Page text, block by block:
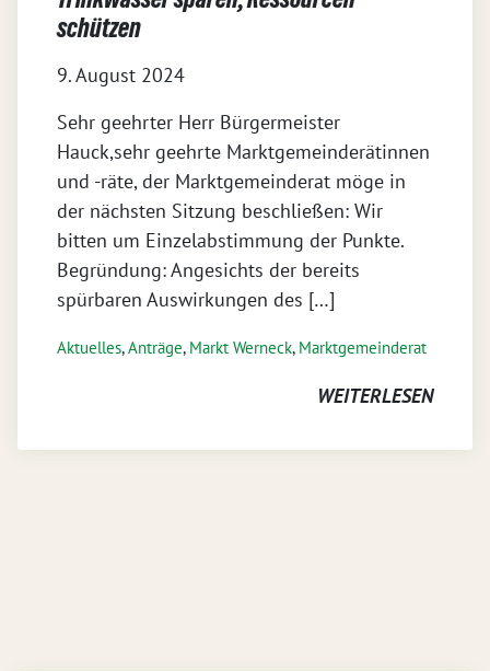
schützen
9. August 2024
Sehr geehrter Herr Bürgermeister
Hauck,sehr geehrte Marktgemeinderätinnen
und -räte, der Marktgemeinderat möge in
der nächsten Sitzung beschließen: Wir
bitten um Einzelabstimmung der Punkte.
Begründung: Angesichts der bereits
spürbaren Auswirkungen des […]
Aktuelles,Anträge, Markt Werneck, Markt­gemeinderat
WEITERLESEN